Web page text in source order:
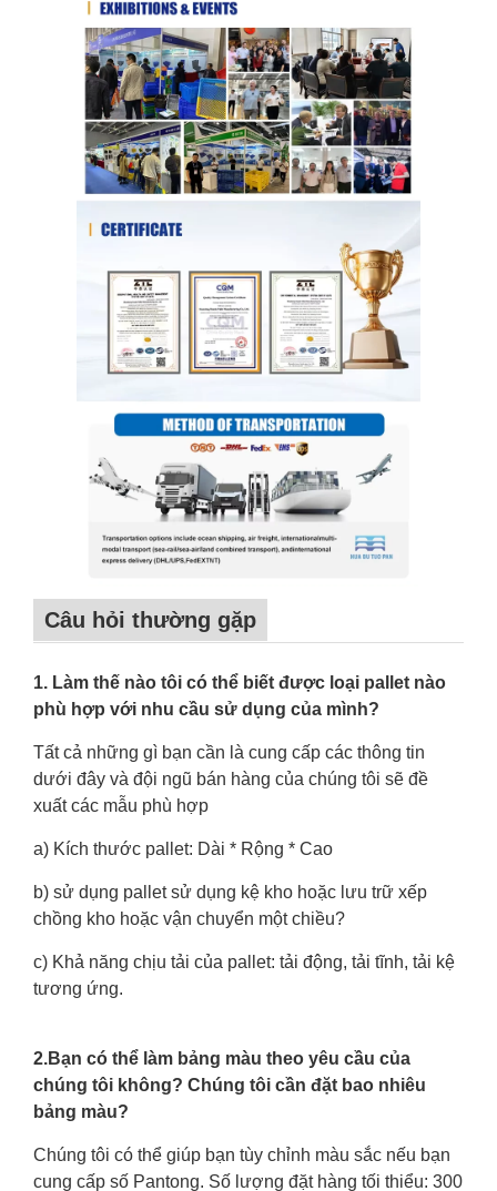
Câu hỏi thường gặp
1. Làm thế nào tôi có thể biết được loại pallet nào
phù hợp với nhu cầu sử dụng của mình?
Tất cả những gì bạn cần là cung cấp các thông tin
dưới đây và đội ngũ bán hàng của chúng tôi sẽ đề
xuất các mẫu phù hợp
a) Kích thước pallet: Dài * Rộng * Cao
b) sử dụng pallet sử dụng kệ kho hoặc lưu trữ xếp
chồng kho hoặc vận chuyển một chiều?
c) Khả năng chịu tải của pallet: tải động, tải tĩnh, tải kệ
tương ứng.
2.Bạn có thể làm bảng màu theo yêu cầu của
chúng tôi không? Chúng tôi cần đặt bao nhiêu
bảng màu?
Chúng tôi có thể giúp bạn tùy chỉnh màu sắc nếu bạn
cung cấp số Pantong. Số lượng đặt hàng tối thiểu: 300